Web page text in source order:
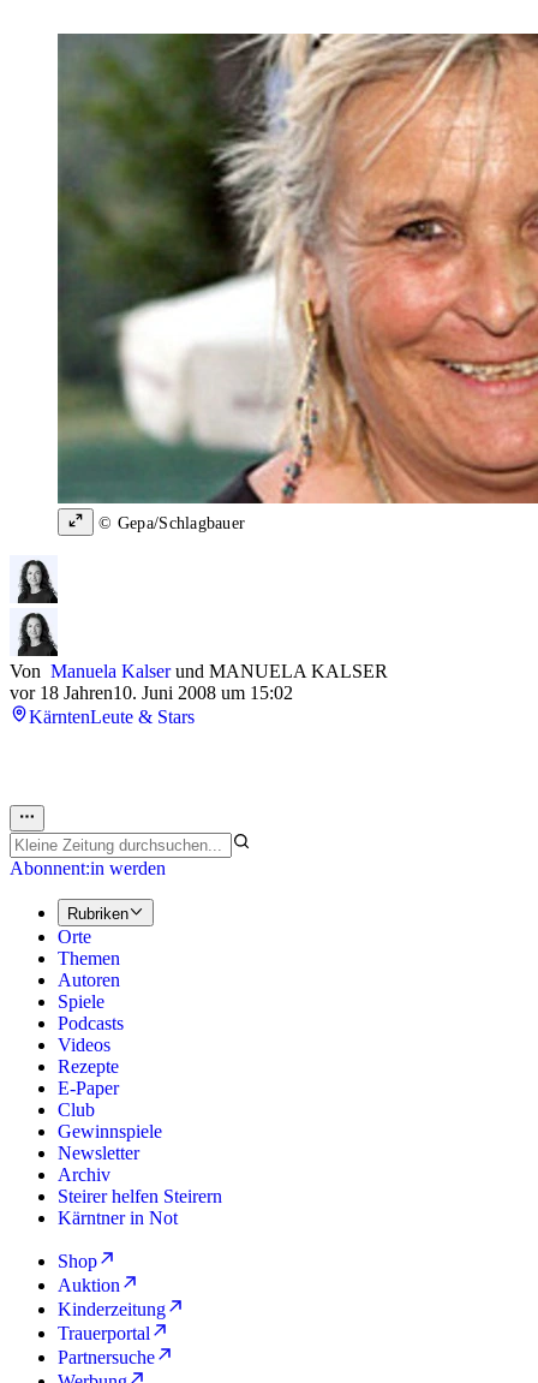
© Gepa/Schlagbauer
Von Manuela Kalserund MANUELA KALSER
vor 18 Jahren10. Juni 2008 um 15:02
KärntenLeute & Stars
Abonnent:in werden
Rubriken
Orte
Themen
Autoren
Spiele
Podcasts
Videos
Rezepte
E-Paper
Club
Gewinnspiele
Newsletter
Archiv
Steirer helfen Steirern
Kärntner in Not
Shop
Auktion
Kinderzeitung
Trauerportal
Partnersuche